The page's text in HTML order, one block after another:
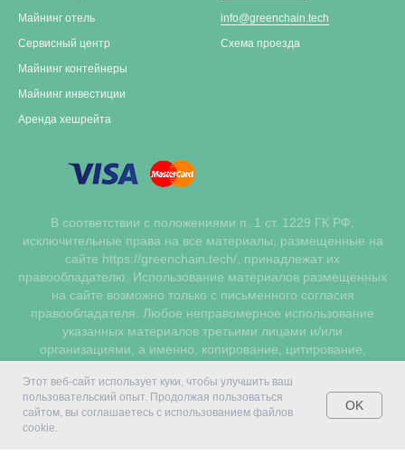
Этот веб-сайт использует куки, чтобы улучшить ваш
пользовательский опыт. Продолжая пользоваться
сайтом, вы соглашаетесь с использованием файлов
cookie.
OK
Майнинг отель
Сервисный центр
Майнинг контейнеры
Майнинг инвестиции
Аренда хешрейта
info@greenchain.tech
Схема проезда
В соответствии с положениями п. 1 ст. 1229 ГК РФ,
исключительные права на все материалы, размещенные на
сайте https://greenchain.tech/, принадлежат их
правообладателю. Использование материалов размещенных
на сайте возможно только с письменного согласия
правообладателя. Любое неправомерное использование
указанных материалов третьими лицами и/или
организациями, а именно, копирование, цитирование,
разрешения правообладателей влечет за собой
ответственность, предусмотренную действующим
законодательством РФ о защите исключительных прав и